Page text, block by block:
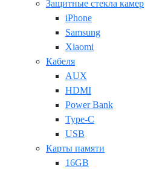
Защитные стекла камер
iPhone
Samsung
Xiaomi
Кабеля
AUX
HDMI
Power Bank
Type-C
USB
Карты памяти
16GB